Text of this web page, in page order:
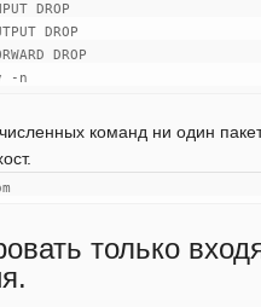
DROP
DROP
DROP
-n
команд ни один
только